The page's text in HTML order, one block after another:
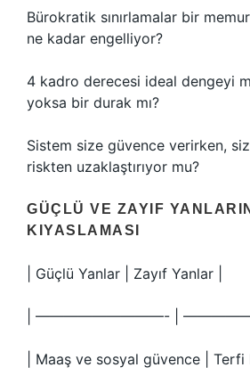
Bürokratik sınırlamalar bir
ne kadar engelliyor?
4 kadro derecesi ideal dengeyi
yoksa bir durak mı?
Sistem size güvence verirken,
riskten uzaklaştırıyor mu?
GÜÇLÜ VE ZAYIF YANLARIN
KIYASLAMASI
| Güçlü Yanlar | Zayıf Yanlar |
| —————————- |
| Maaş ve sosyal güvence | Terfi